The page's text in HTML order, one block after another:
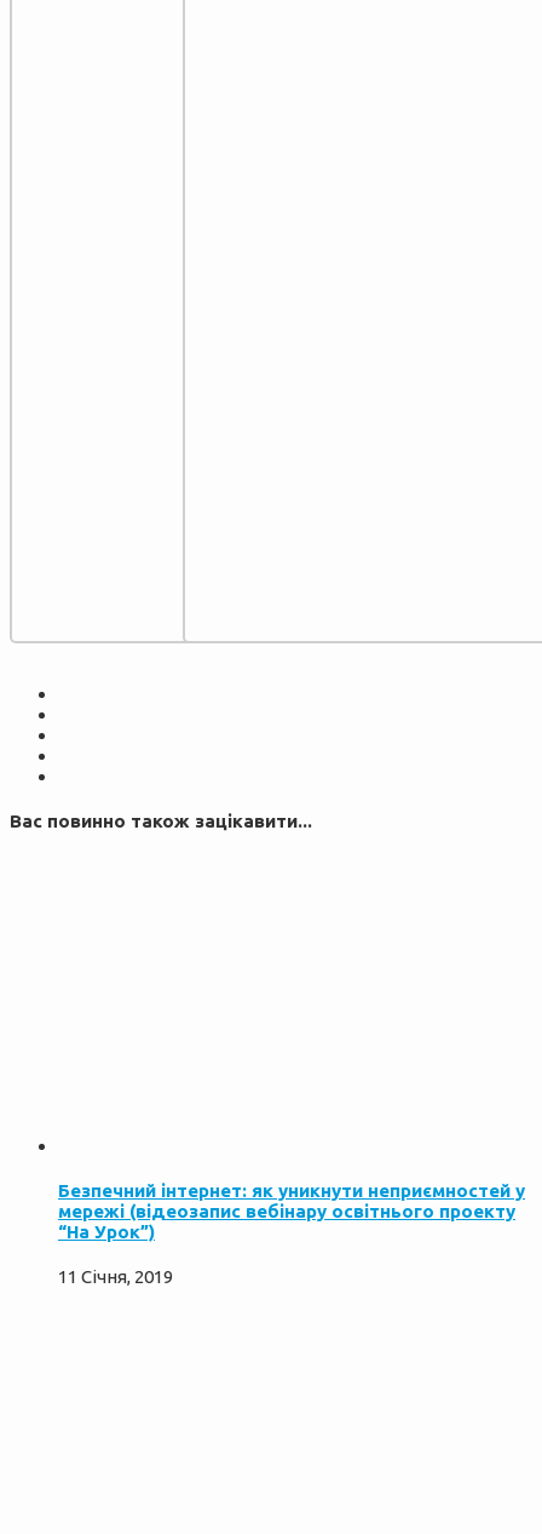
Вас повинно також зацікавити...
Безпечний інтернет: як уникнути неприємностей у
мережі (відеозапис вебінару освітнього проекту
“На Урок”)
11 Січня, 2019